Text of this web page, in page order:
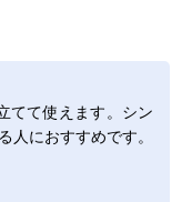
てて使えます。シン
人におすすめです。